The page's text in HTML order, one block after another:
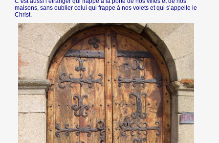
maisons, sans oublier celui qui frappe à nos volets et qui s’appelle le
Christ.